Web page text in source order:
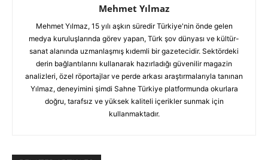
Mehmet Yılmaz
Mehmet Yılmaz, 15 yılı aşkın süredir Türkiye'nin önde gelen
medya kuruluşlarında görev yapan, Türk şov dünyası ve kültür-
sanat alanında uzmanlaşmış kıdemli bir gazetecidir. Sektördeki
derin bağlantılarını kullanarak hazırladığı güvenilir magazin
analizleri, özel röportajlar ve perde arkası araştırmalarıyla tanınan
Yılmaz, deneyimini şimdi Sahne Türkiye platformunda okurlara
doğru, tarafsız ve yüksek kaliteli içerikler sunmak için
kullanmaktadır.